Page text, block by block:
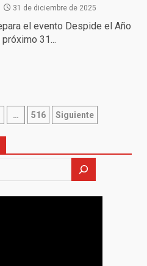
31 de diciembre de 2025
el evento Despide el Año
31...
… 516 Siguiente